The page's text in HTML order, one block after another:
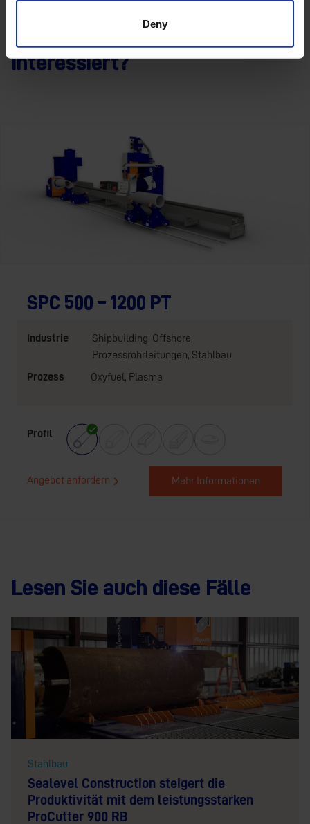
Deny
Interessiert?
SPC 500 – 1200 PT
Industrie Shipbuilding, Offshore,
Prozessrohrleitungen, Stahlbau
Prozess
Oxyfuel, Plasma
Profil
Angebot anfordern Mehr Informationen
Lesen Sie auch diese Fälle
Stahlbau
Sealevel Construction steigert die
Produktivität mit dem leistungsstarken
ProCutter 900 RB